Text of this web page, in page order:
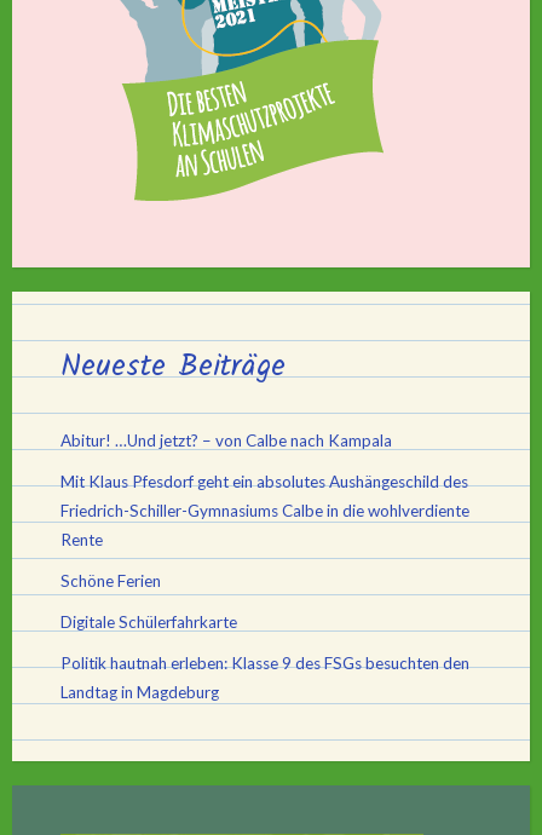
Neueste Beiträge
Abitur! …Und jetzt? – von Calbe nach Kampala
Mit Klaus Pfesdorf geht ein absolutes Aushängeschild des
Friedrich-Schiller-Gymnasiums Calbe in die wohlverdiente
Rente
Schöne Ferien
Digitale Schülerfahrkarte
Politik hautnah erleben: Klasse 9 des FSGs besuchten den
Landtag in Magdeburg